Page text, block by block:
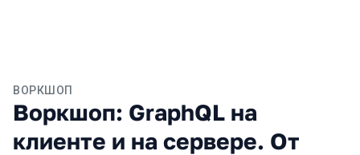
ВОРКШОП
Воркшоп: GraphQL на
клиенте и на сервере. От